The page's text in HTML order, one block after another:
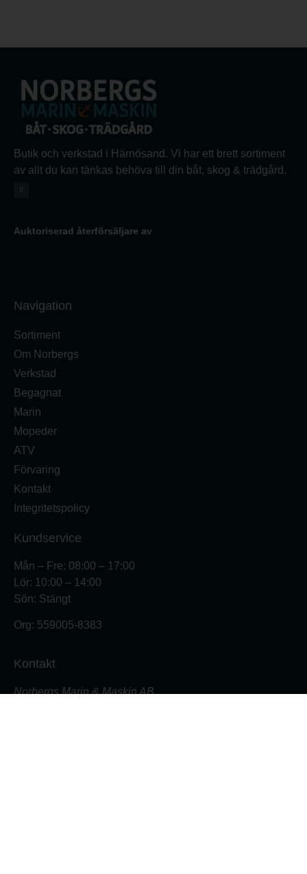
Butik och verkstad i Härnösand. Vi har ett brett sortiment
av allt du kan tänkas behöva till din båt, skog & trädgård.
Auktoriserad återförsäljare av
Navigation
Sortiment
Om Norbergs
Verkstad
Begagnat
Marin
Mopeder
ATV
Förvaring
Kontakt
Integritetspolicy
Kundservice
Mån – Fre: 08:00 – 17:00
Lör: 10:00 – 14:00
Sön: Stängt
Org: 559005-8383
Kontakt
Norbergs Marin & Maskin AB